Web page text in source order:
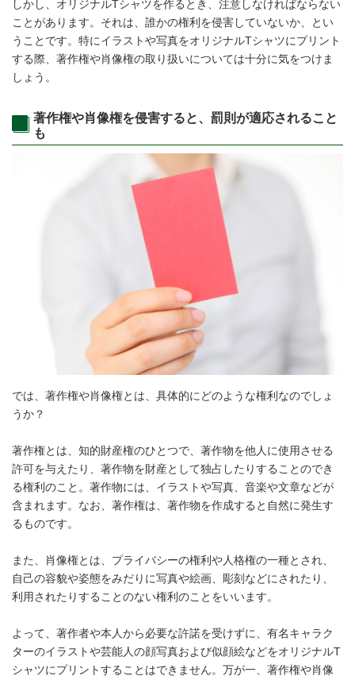
しかし、オリジナルTシャツを作るとき、注意しなければならない
ことがあります。それは、誰かの権利を侵害していないか、とい
うことです。特にイラストや写真をオリジナルTシャツにプリント
する際、著作権や肖像権の取り扱いについては十分に気をつけま
しょう。
著作権や肖像権を侵害すると、罰則が適応されること
も
では、著作権や肖像権とは、具体的にどのような権利なのでしょ
うか？
著作権とは、知的財産権のひとつで、著作物を他人に使用させる
許可を与えたり、著作物を財産として独占したりすることのでき
る権利のこと。著作物には、イラストや写真、音楽や文章などが
含まれます。なお、著作権は、著作物を作成すると自然に発生す
るものです。
また、肖像権とは、プライバシーの権利や人格権の一種とされ、
自己の容貌や姿態をみだりに写真や絵画、彫刻などにされたり、
利用されたりすることのない権利のことをいいます。
よって、著作者や本人から必要な許諾を受けずに、有名キャラク
ターのイラストや芸能人の顔写真および似顔絵などをオリジナルT
シャツにプリントすることはできません。万が一、著作権や肖像